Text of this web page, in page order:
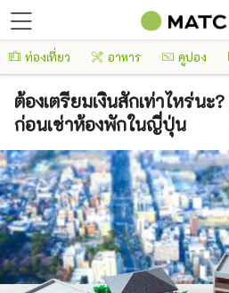
ท่องเที่ยว อาหาร คูปอง
ต้องเตรียมเงินสักเท่าไหร่นะ
ก่อนเช่าห้องพักในญี่ปุ่น